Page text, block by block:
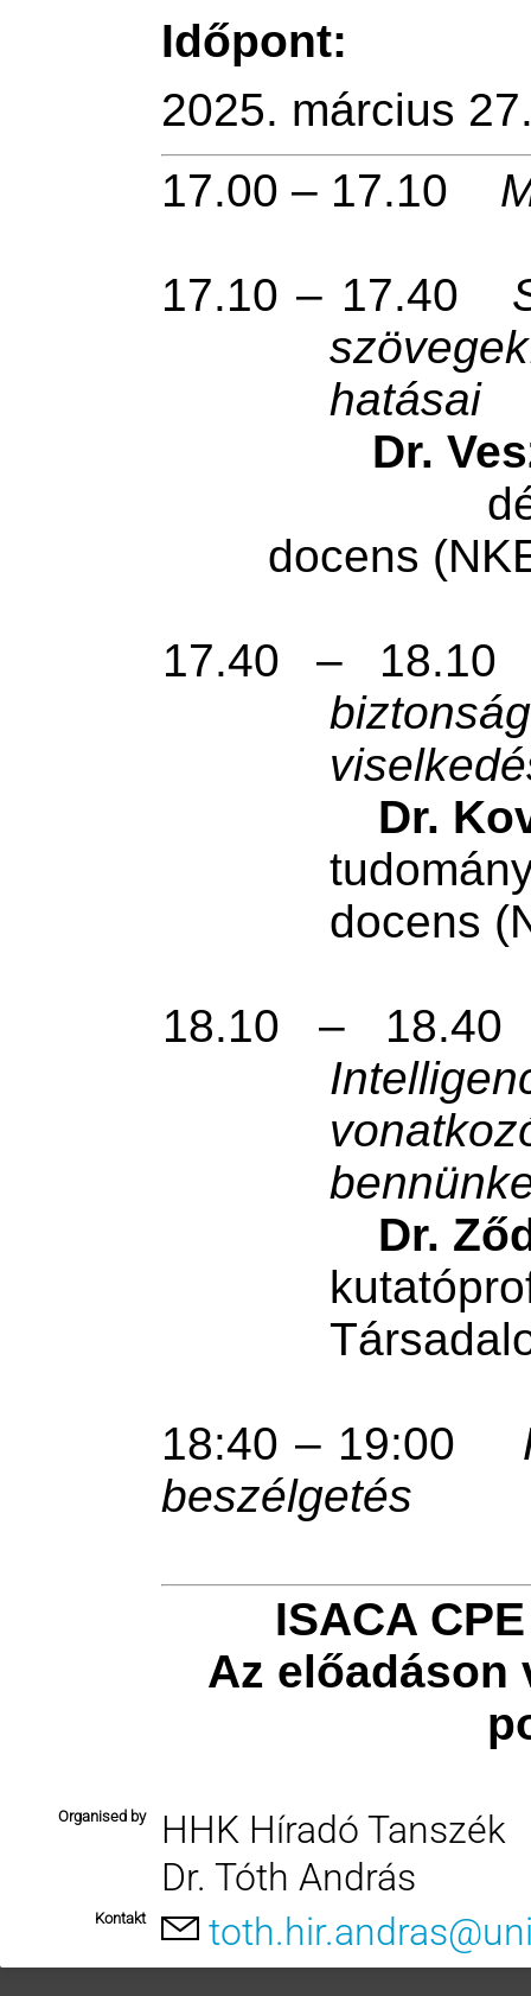
Időpont:
2025. március
17.00 – 17.10
17.10 – 17.40
hatásai
Dr.
docens
17.40 –
Dr.
docens
18.10 – 18.40
Dr.
18:40 – 19:00
beszélgetés
ISACA
Az előadáson
Organised by
HHK Híradó Tanszék
Dr. Tóth András
Kontakt